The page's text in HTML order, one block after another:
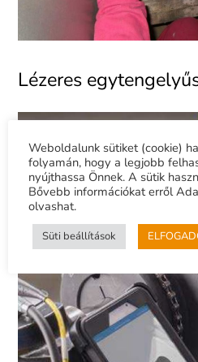
Lézeres
Weboldalunk sütiket (cookie)
folyamán, hogy a legjobb
nyújthassa Önnek. A sütik
Bővebb információkat erről
olvashat.
Süti beállítások